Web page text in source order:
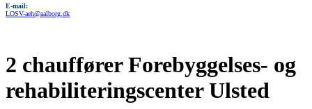
E-mail:
LOSV-aeh@aalborg.dk
2 chauffører Forebyggelses- og
rehabiliteringscenter Ulsted